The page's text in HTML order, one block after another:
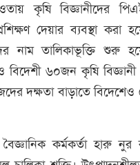
কৃষি বিজ্ঞানীদের
দেয়ার ব্যবস্থা করা
নাম তালিকাভূক্তি শুরু
বিদেশী ৬০জন কৃষি
দক্ষতা বাড়াতে
কর্মকর্তা হারু নুর